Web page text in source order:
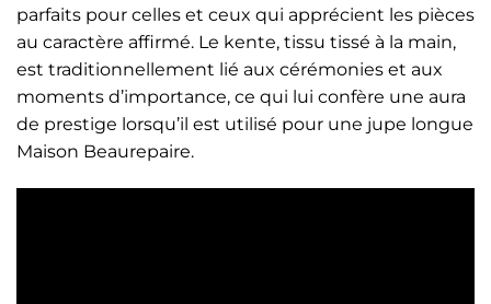
parfaits pour celles et ceux qui apprécient les pièces
au caractère affirmé. Le kente, tissu tissé à la main,
est traditionnellement lié aux cérémonies et aux
moments d’importance, ce qui lui confère une aura
de prestige lorsqu’il est utilisé pour une jupe longue
Maison Beaurepaire.